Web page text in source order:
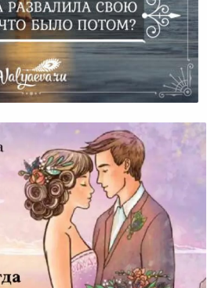
Свою Семью И Что Было
Потом?